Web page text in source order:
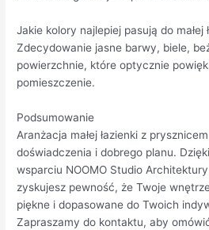
Jakie kolory najlepiej pasują do małej
Zdecydowanie jasne barwy, biele,
powierzchnie, które optycznie
pomieszczenie.
Podsumowanie
Aranżacja małej łazienki z
doświadczenia i dobrego planu.
wsparciu NOOMO Studio
zyskujesz pewność, że Twoje
piękne i dopasowane do Twoich
Zapraszamy do kontaktu, aby